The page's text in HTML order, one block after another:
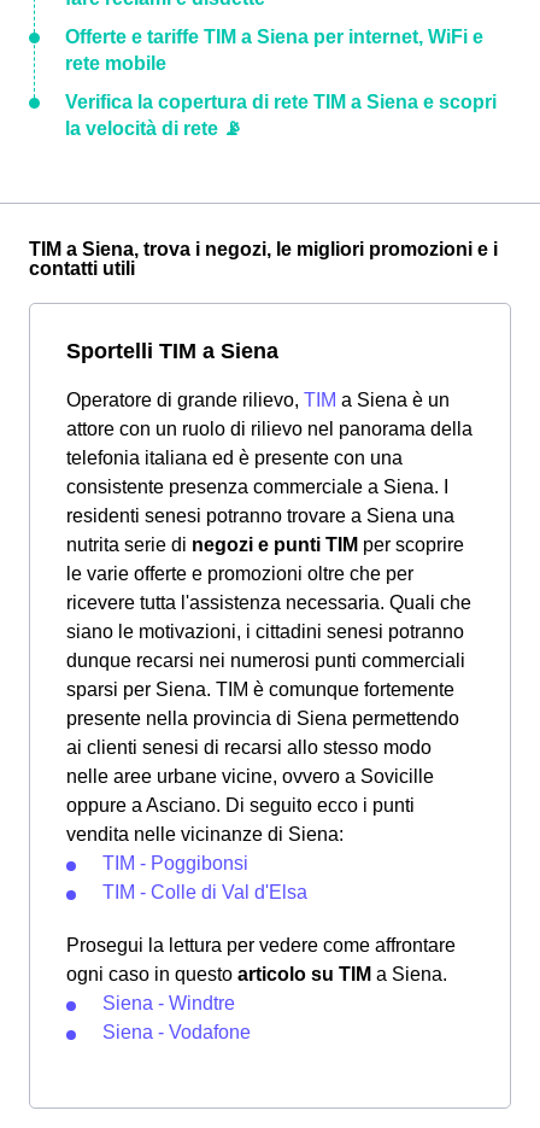
Offerte e tariffe TIM a Siena per internet, WiFi e
rete mobile
Verifica la copertura di rete TIM a Siena e scopri
la velocità di rete 📡
TIM a Siena, trova i negozi, le migliori promozioni e i
contatti utili
Sportelli TIM a Siena
Operatore di grande rilievo, TIM a Siena è un
attore con un ruolo di rilievo nel panorama della
telefonia italiana ed è presente con una
consistente presenza commerciale a Siena. I
residenti senesi potranno trovare a Siena una
nutrita serie di negozi e punti TIM per scoprire
le varie offerte e promozioni oltre che per
ricevere tutta l'assistenza necessaria. Quali che
siano le motivazioni, i cittadini senesi potranno
dunque recarsi nei numerosi punti commerciali
sparsi per Siena. TIM è comunque fortemente
presente nella provincia di Siena permettendo
ai clienti senesi di recarsi allo stesso modo
nelle aree urbane vicine, ovvero a Sovicille
oppure a Asciano. Di seguito ecco i punti
vendita nelle vicinanze di Siena:
TIM - Poggibonsi
TIM - Colle di Val d'Elsa
Prosegui la lettura per vedere come affrontare
ogni caso in questo articolo su TIM a Siena.
Siena - Windtre
Siena - Vodafone